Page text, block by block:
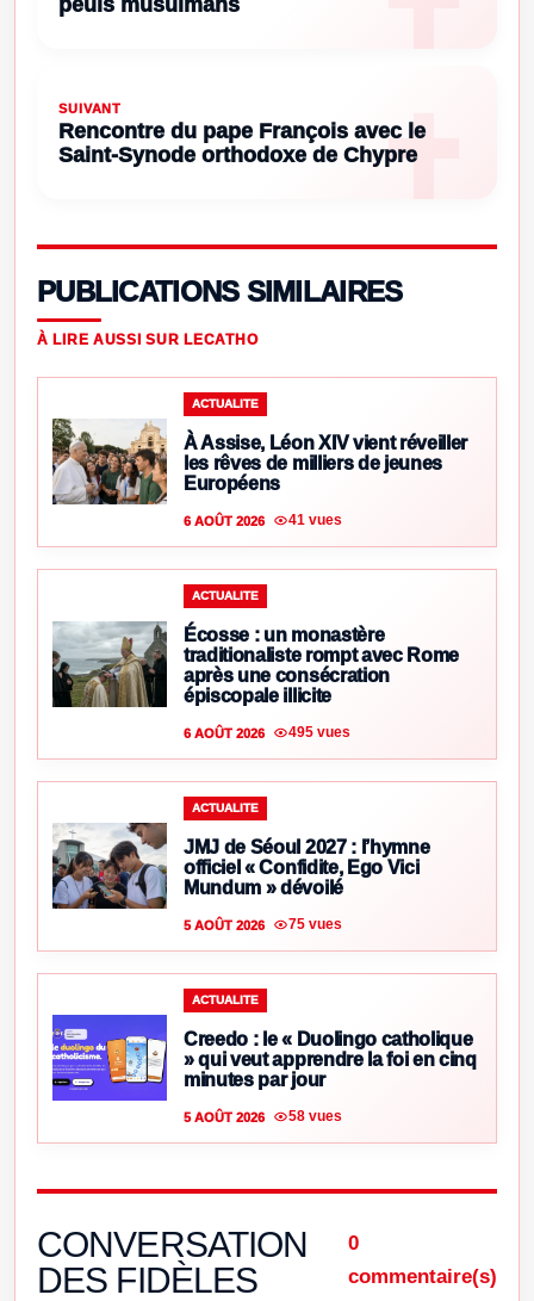
SUIVANT
Rencontre du pape François avec le
Saint-Synode orthodoxe de Chypre
PUBLICATIONS SIMILAIRES
À LIRE AUSSI SUR LECATHO
ACTUALITE
À Assise, Léon XIV vient réveiller
les rêves de milliers de jeunes
Européens
6 AOÛT 2026 41 vues
ACTUALITE
Écosse : un monastère
traditionaliste rompt avec Rome
après une consécration
épiscopale illicite
6 AOÛT 2026 495 vues
ACTUALITE
JMJ de Séoul 2027 : l’hymne
officiel « Confidite, Ego Vici
Mundum » dévoilé
5 AOÛT 2026 75 vues
ACTUALITE
Creedo : le « Duolingo catholique
» qui veut apprendre la foi en cinq
minutes par jour
5 AOÛT 2026 58 vues
CONVERSATION
DES FIDÈLES
0
commentaire(s)